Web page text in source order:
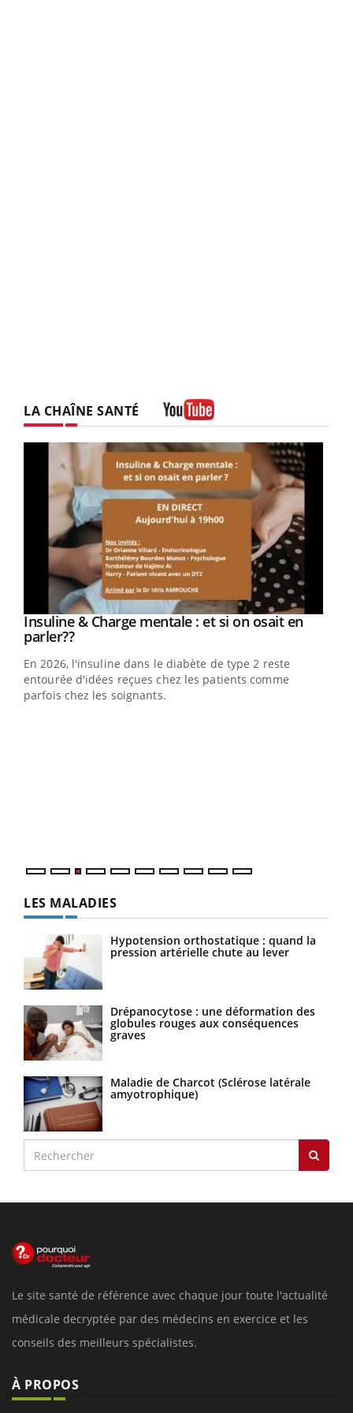
LA CHAÎNE SANTÉ
Youtube
Insuline & Charge mentale : et si on osait en
parler??Youtube
En 2026, l'insuline dans le diabète de type 2 reste
entourée d'idées reçues chez les patients comme
parfois chez les soignants.
LES MALADIES
Hypotension orthostatique : quand la
pression artérielle chute au lever
Drépanocytose : une déformation des
globules rouges aux conséquences
graves
Maladie de Charcot (Sclérose latérale
amyotrophique)
Le site santé de référence avec chaque jour toute l'actualité
médicale decryptée par des médecins en exercice et les
conseils des meilleurs spécialistes.
À PROPOS